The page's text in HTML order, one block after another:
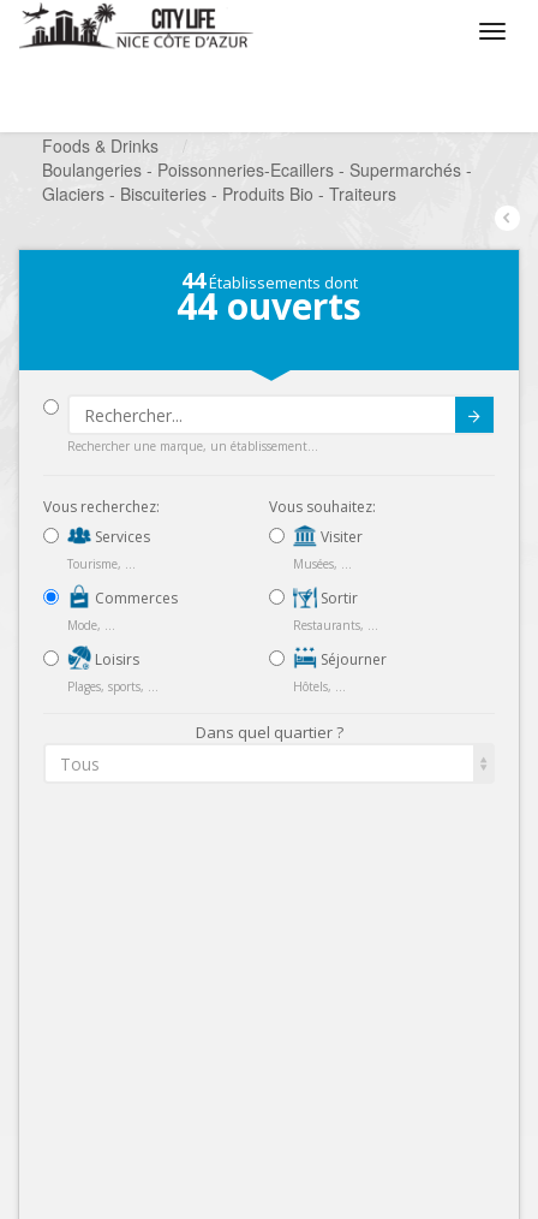
Foods & Drinks
/
Boulangeries - Poissonneries-Ecaillers - Supermarchés -
Glaciers - Biscuiteries - Produits Bio - Traiteurs
44Établissements dont
44 ouverts
Rechercher une marque, un établissement...
Vous recherchez:
Services
Tourisme, ...
Commerces
Mode, ...
Loisirs
Plages, sports, ...
Vous souhaitez:
Visiter
Musées, ...
Sortir
Restaurants, ...
Séjourner
Hôtels, ...
Dans quel quartier ?
Tous